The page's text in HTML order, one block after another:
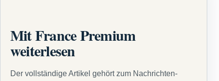
Mit France Premium
weiterlesen
Der vollständige Artikel gehört zum Nachrichten-